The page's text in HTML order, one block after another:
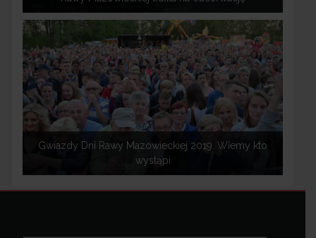
Gwiazdy Dni Rawy Mazowieckiej 2019. Wiemy kto
wystąpi